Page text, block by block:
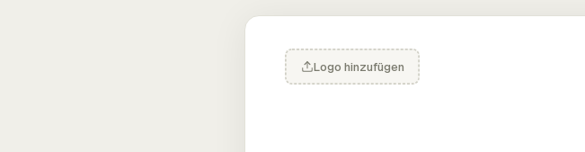
Logo hinzufügen